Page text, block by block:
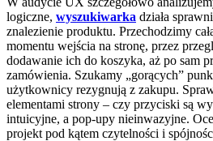
logiczne, wyszukiwarka działa
znalezienie produktu. Przechodzimy
momentu wejścia na stronę, przez
dodawanie ich do koszyka, aż po sam
zamówienia. Szukamy „gorących”
użytkownicy rezygnują z zakupu.
elementami strony – czy przyciski są
intuicyjne, a pop-upy nieinwazyjne.
projekt pod kątem czytelności i